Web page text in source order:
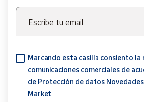
Escribe tu email
Marcando esta casilla consiento la
comunicaciones comerciales de
de Protección de datos
Market